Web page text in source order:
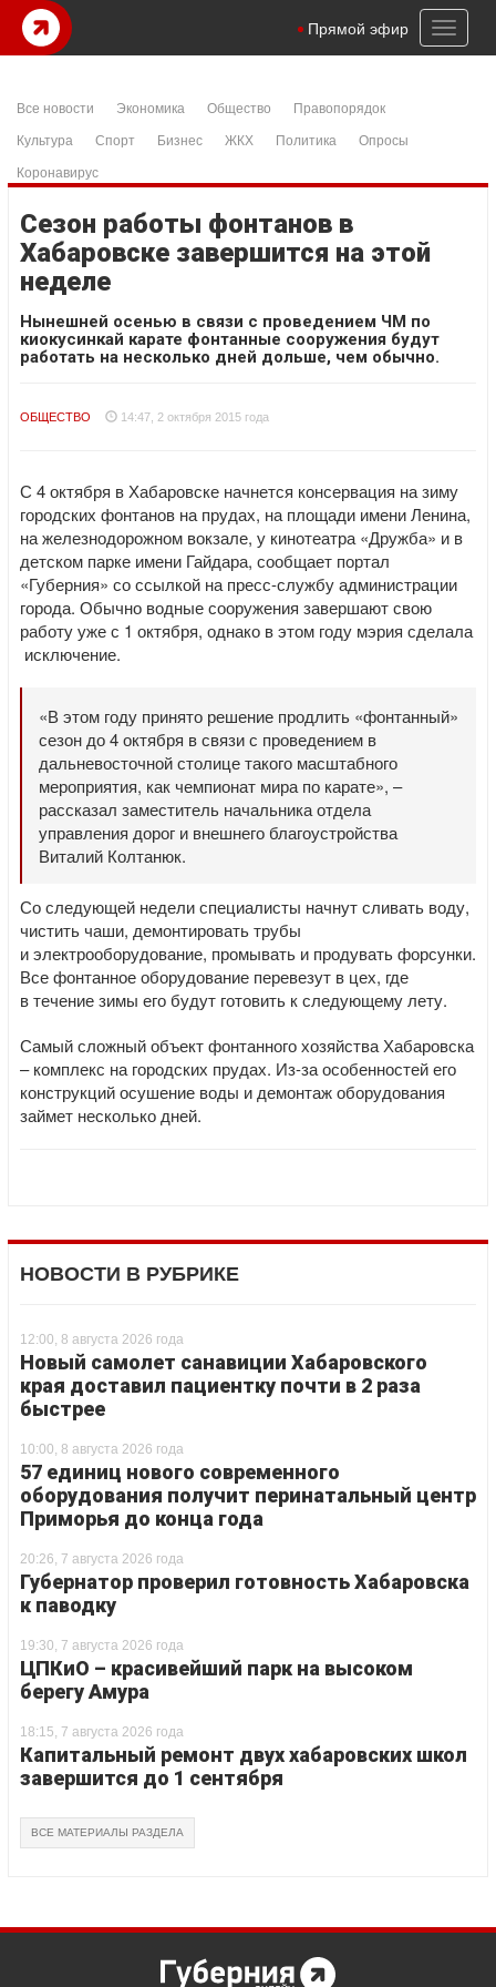
Toggle
Прямой эфир
Все новости Экономика Общество
Правопорядок
Культура
Спорт Бизнес ЖКХ Политика
Опросы
Коронавирус
Сезон работы фонтанов в
Хабаровске завершится на этой
неделе
Нынешней осенью в связи с проведением ЧМ по
киокусинкай карате фонтанные сооружения будут
работать на несколько дней дольше, чем обычно.
ОБЩЕСТВО 14:47, 2 октября 2015 года
С 4 октября в Хабаровске начнется консервация на зиму
городских фонтанов на прудах, на площади имени Ленина,
на железнодорожном вокзале, у кинотеатра «Дружба» и в
детском парке имени Гайдара, сообщает портал
«Губерния» со ссылкой на пресс-службу администрации
города. Обычно водные сооружения завершают свою
работу уже с 1 октября, однако в этом году мэрия сделала
исключение.
«В этом году принято решение продлить «фонтанный»
сезон до 4 октября в связи с проведением в
дальневосточной столице такого масштабного
мероприятия, как чемпионат мира по карате», –
рассказал заместитель начальника отдела
управления дорог и внешнего благоустройства
Виталий Колтанюк.
Со следующей недели специалисты начнут сливать воду,
чистить чаши, демонтировать трубы
и электрооборудование, промывать и продувать форсунки.
Все фонтанное оборудование перевезут в цех, где
в течение зимы его будут готовить к следующему лету.
Самый сложный объект фонтанного хозяйства Хабаровска
– комплекс на городских прудах. Из-за особенностей его
конструкций осушение воды и демонтаж оборудования
займет несколько дней.
НОВОСТИ В РУБРИКЕ
12:00, 8 августа 2026 года
Новый самолет санавиции Хабаровского
края доставил пациентку почти в 2 раза
быстрее
10:00, 8 августа 2026 года
57 единиц нового современного
оборудования получит перинатальный центр
Приморья до конца года
20:26, 7 августа 2026 года
Губернатор проверил готовность Хабаровска
к паводку
19:30, 7 августа 2026 года
ЦПКиО – красивейший парк на высоком
берегу Амура
18:15, 7 августа 2026 года
Капитальный ремонт двух хабаровских школ
завершится до 1 сентября
ВСЕ МАТЕРИАЛЫ РАЗДЕЛА